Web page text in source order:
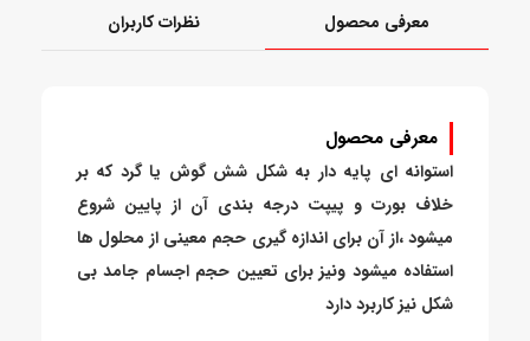
معرفی محصول نظرات کاربران
معرفی محصول
استوانه ای پایه دار به شکل شش گوش یا گرد که بر
خلاف بورت و پیپت درجه بندی آن از پایین شروع
میشود ،از آن برای اندازه گیری حجم معینی از محلول ها
استفاده میشود ونیز برای تعیین حجم اجسام جامد بی
شکل نیز کاربرد دارد